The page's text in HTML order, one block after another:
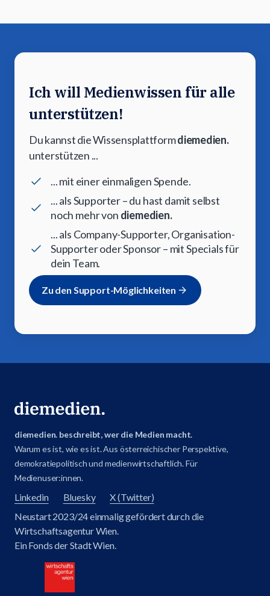
Ich will Medienwissen für alle
unterstützen!
Du kannst die Wissensplattformdiemedien.
unterstützen ...
... mit einer einmaligen Spende.
... als Supporter – du hast damit selbst
noch mehr von diemedien.
... als Company-Supporter, Organisation-
Supporter oder Sponsor – mit Specials für
dein Team.
Zu den Support-Möglichkeiten
diemedien. beschreibt, wer die Medien macht.
Warum es ist, wie es ist. Aus österreichischer Perspektive,
demokratiepolitisch und medienwirtschaftlich. Für
Medienuser:innen.
Linkedin Bluesky
X (Twitter)
Neustart 2023/24 einmalig gefördert durch die
Wirtschaftsagentur Wien.
Ein Fonds der Stadt Wien.